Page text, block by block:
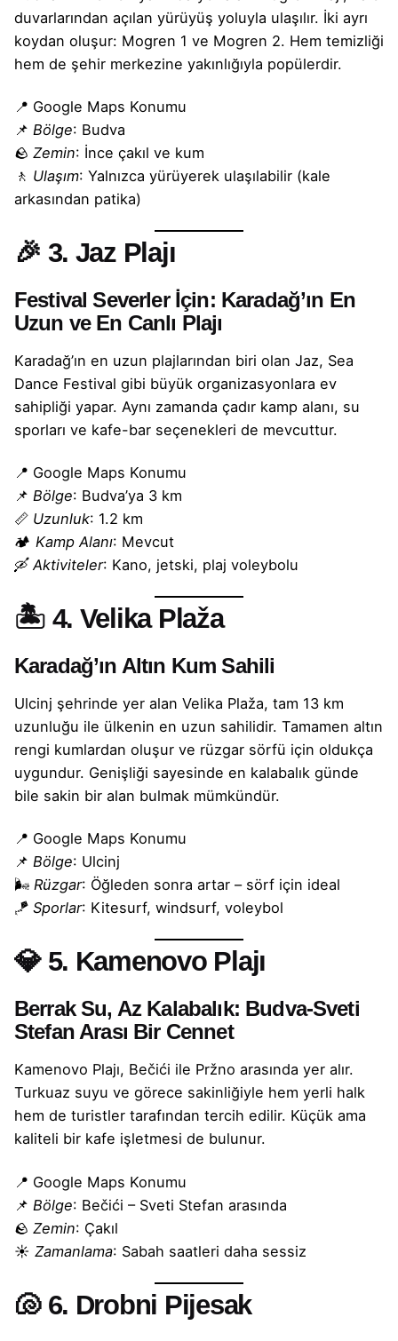
duvarlarından açılan yürüyüş yoluyla ulaşılır. İki ayrı
koydan oluşur: Mogren 1 ve Mogren 2. Hem temizliği
hem de şehir merkezine yakınlığıyla popülerdir.
📍 Google Maps Konumu
📌 Bölge: Budva
🪨 Zemin: İnce çakıl ve kum
🚶 Ulaşım: Yalnızca yürüyerek ulaşılabilir (kale
arkasından patika)
🎉 3. Jaz Plajı
Festival Severler İçin: Karadağ’ın En
Uzun ve En Canlı Plajı
Karadağ’ın en uzun plajlarından biri olan Jaz, Sea
Dance Festival gibi büyük organizasyonlara ev
sahipliği yapar. Aynı zamanda çadır kamp alanı, su
sporları ve kafe-bar seçenekleri de mevcuttur.
📍 Google Maps Konumu
📌 Bölge: Budva’ya 3 km
📏 Uzunluk: 1.2 km
🏕️ Kamp Alanı: Mevcut
🛶Aktiviteler: Kano, jetski, plaj voleybolu
🏝️ 4. Velika Plaža
Karadağ’ın Altın Kum Sahili
Ulcinj şehrinde yer alan Velika Plaža, tam 13 km
uzunluğu ile ülkenin en uzun sahilidir. Tamamen altın
rengi kumlardan oluşur ve rüzgar sörfü için oldukça
uygundur. Genişliği sayesinde en kalabalık günde
bile sakin bir alan bulmak mümkündür.
📍 Google Maps Konumu
📌 Bölge: Ulcinj
🌬️ Rüzgar: Öğleden sonra artar – sörf için ideal
🪁 Sporlar: Kitesurf, windsurf, voleybol
💎 5. Kamenovo Plajı
Berrak Su, Az Kalabalık: Budva-Sveti
Stefan Arası Bir Cennet
Kamenovo Plajı, Bečići ile Pržno arasında yer alır.
Turkuaz suyu ve görece sakinliğiyle hem yerli halk
hem de turistler tarafından tercih edilir. Küçük ama
kaliteli bir kafe işletmesi de bulunur.
📍 Google Maps Konumu
📌 Bölge: Bečići – Sveti Stefan arasında
🪨 Zemin: Çakıl
☀️ Zamanlama: Sabah saatleri daha sessiz
🐚 6. Drobni Pijesak